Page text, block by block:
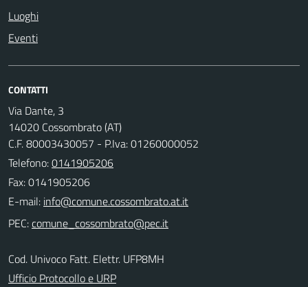
Luoghi
Eventi
CONTATTI
Via Dante, 3
14020 Cossombrato (AT)
C.F. 80003430057 - P.Iva: 01260000052
Telefono:0141905206
Fax: 0141905206
E-mail:
PEC:
Cod. Univoco Fatt. Elettr. UFP8MH
Ufficio Protocollo e URP